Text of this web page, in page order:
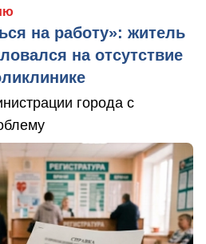
на работу»: житель
на отсутствие
города с